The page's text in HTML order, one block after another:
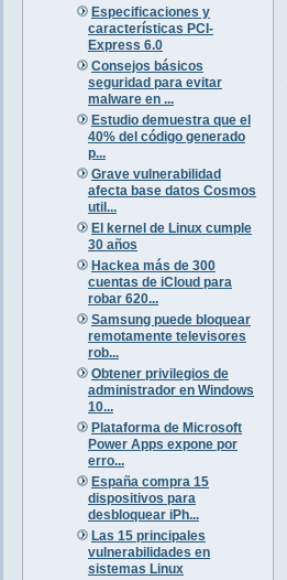
Especificaciones y
características PCI-
Express 6.0
Consejos básicos
seguridad para evitar
malware en ...
Estudio demuestra que el
40% del código generado
p...
Grave vulnerabilidad
afecta base datos Cosmos
util...
El kernel de Linux cumple
30 años
Hackea más de 300
cuentas de iCloud para
robar 620...
Samsung puede bloquear
remotamente televisores
rob...
Obtener privilegios de
administrador en Windows
10...
Plataforma de Microsoft
Power Apps expone por
erro...
España compra 15
dispositivos para
desbloquear iPh...
Las 15 principales
vulnerabilidades en
sistemas Linux